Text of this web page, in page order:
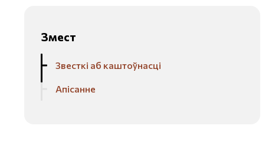
Змест
Звесткі аб каштоўнасці
Апісанне